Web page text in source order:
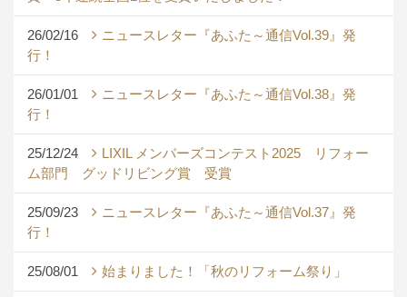
26/02/16
ニュースレター『あふた～通信Vol.39』発
行！
26/01/01
ニュースレター『あふた～通信Vol.38』発
行！
25/12/24
LIXIL メンバーズコンテスト2025 リフォー
ム部門 グッドリビング賞 受賞
25/09/23
ニュースレター『あふた～通信Vol.37』発
行！
25/08/01 始まりました！「秋のリフォーム祭り」